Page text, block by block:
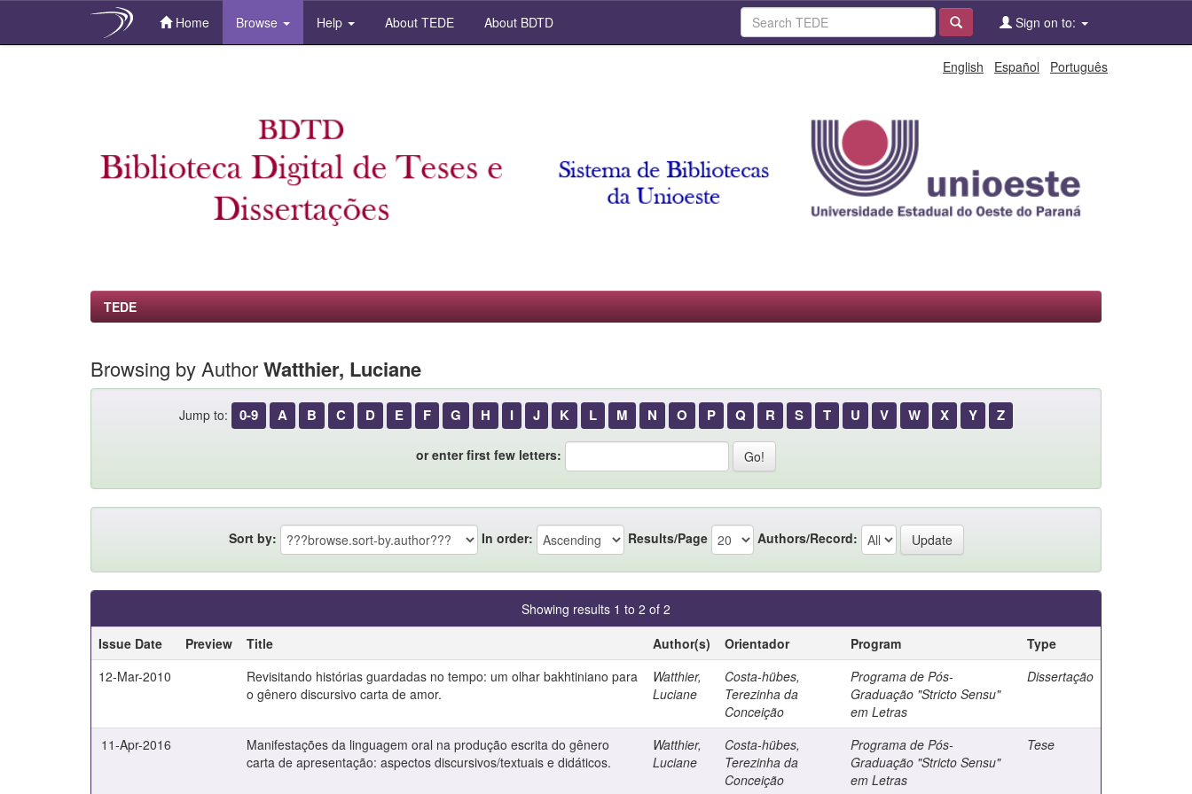
Home Browse Help About TEDE About BDTD Sign on to:
English Español Português
TEDE
Browsing by AuthorWatthier, Luciane
Jump to: 0-9 A B C D E F G H I J K L M N O P Q R S T U V W X Y Z
or enter first few letters:
Sort by: In order: Results/Page Authors/Record:
Showing results 1 to 2 of 2
Issue Date
Preview Title Author(s) Orientador Program
Type
12-Mar-2010
Revisitando histórias guardadas no tempo: um olhar bakhtiniano para
o gênero discursivo carta de amor.
Watthier,
Luciane
Costa-hübes,
Terezinha da
Conceição
Programa de Pós-
Graduação "Stricto Sensu"
em Letras
Dissertação
11-Apr-2016
Manifestações da linguagem oral na produção escrita do gênero
carta de apresentação: aspectos discursivos/textuais e didáticos.
Watthier,
Luciane
Costa-hübes,
Terezinha da
Conceição
Programa de Pós-
Graduação "Stricto Sensu"
em Letras
Tese